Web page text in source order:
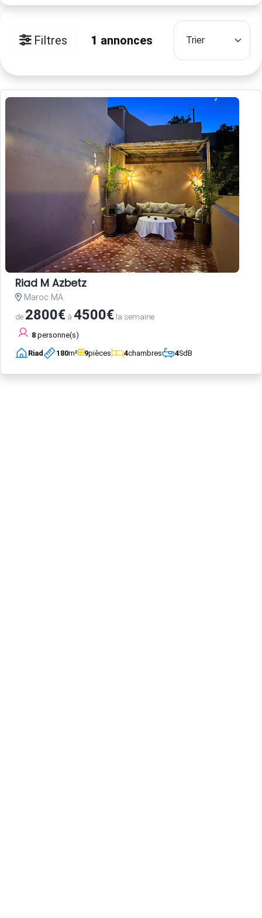
Filtres 1 annonces
Riad M Azbetz
Maroc MA
de 2800€ à 4500€ la semaine
8 personne(s)
Riad 180m² 9pièces 4chambres 4SdB